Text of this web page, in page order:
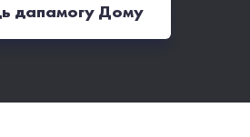
дапамогу Дому